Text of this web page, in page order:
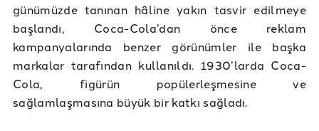
günümüzde tanınan hâline yakın tasvir edilmeye
başlandı, Coca-Cola’dan önce reklam
kampanyalarında benzer görünümler ile başka
markalar tarafından kullanıldı. 1930’larda Coca-
Cola, figürün popülerleşmesine ve
sağlamlaşmasına büyük bir katkı sağladı.